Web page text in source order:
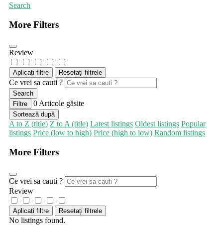
Search
More Filters
Review
Aplicați filtre Resetați filtrele
Ce vrei sa cauti ?
Search
Filtre
0 Articole găsite
Sortează după
A to Z (title) Z to A (title) Latest listings Oldest listings Popular
listings Price (low to high) Price (high to low) Random listings
More Filters
Ce vrei sa cauti ?
Review
Aplicați filtre Resetați filtrele
No listings found.